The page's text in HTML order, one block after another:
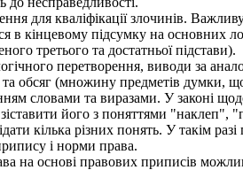
для кваліфікації злочинів. Важливу
в кінцевому підсумку на основних
третього та достатньої підстави).
перетворення, виводи за
обсяг (множину предметів думки,
словами та виразами. У законі
зіставити його з поняттями
кілька різних понять. У такім разі
і норми права.
на основі правових приписів